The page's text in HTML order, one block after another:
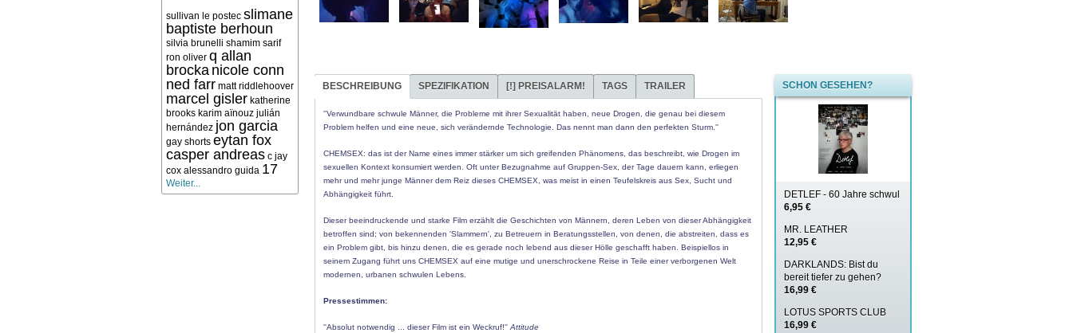
sullivan le postec slimane
baptiste berhoun
silvia brunelli shamim sarif
ron oliver q allan
brocka nicole conn
ned farr matt riddlehoover
marcel gisler katherine
brooks karim aïnouz julián
hernández jon garcia
gay shorts eytan fox
casper andreas c jay
cox alessandro guida 17
Weiter...
BESCHREIBUNG SPEZIFIKATION [!] PREISALARM! TAGS TRAILER
''Verwundbare schwule Männer, die Probleme mit ihrer Sexualität haben, neue Drogen, die genau bei diesem
Problem helfen und eine neue, sich verändernde Technologie. Das nennt man dann den perfekten Sturm.''
CHEMSEX: das ist der Name eines immer stärker um sich greifenden Phänomens, das beschreibt, wie Drogen im
sexuellen Kontext konsumiert werden. Oft unter Bezugnahme auf Gruppen-Sex, der Tage dauern kann, erliegen
mehr und mehr junge Männer dem Reiz dieses CHEMSEX, was meist in einen Teufelskreis aus Sex, Sucht und
Abhängigkeit führt.
Dieser beeindruckende und starke Film erzählt die Geschichten von Männern, deren Leben von dieser Abhängigkeit
betroffen sind; von bekennenden 'Slammern', zu Betreuern in Beratungsstellen, von denen, die abstreiten, dass es
ein Problem gibt, bis hinzu denen, die es gerade noch lebend aus dieser Hölle geschafft haben. Beispiellos in
seinem Zugang führt uns CHEMSEX auf eine mutige und unerschrockene Reise in Teile einer verborgenen Welt
modernen, urbanen schwulen Lebens.
Pressestimmen:
''Absolut notwendig ... dieser Film ist ein Weckruf!'' Attitude
SCHON GESEHEN?
DETLEF - 60 Jahre schwul
6,95 €
MR. LEATHER
12,95 €
DARKLANDS: Bist du
bereit tiefer zu gehen?
16,99 €
LOTUS SPORTS CLUB
16,99 €